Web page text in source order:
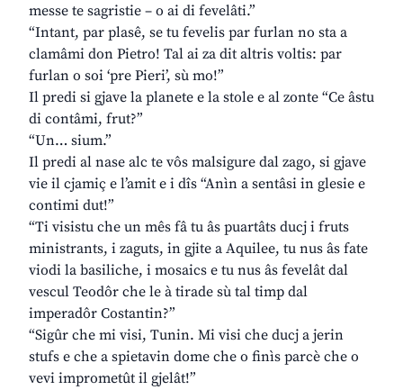
messe te sagristie – o ai di fevelâti.”
“Intant, par plasê, se tu fevelis par furlan no sta a
clamâmi don Pietro! Tal ai za dit altris voltis: par
furlan o soi ‘pre Pieri’, sù mo!”
Il predi si gjave la planete e la stole e al zonte “Ce âstu
di contâmi, frut?”
“Un… sium.”
Il predi al nase alc te vôs malsigure dal zago, si gjave
vie il cjamiç e l’amit e i dîs “Anìn a sentâsi in glesie e
contimi dut!”
“Ti visistu che un mês fâ tu âs puartâts ducj i fruts
ministrants, i zaguts, in gjite a Aquilee, tu nus âs fate
viodi la basiliche, i mosaics e tu nus âs fevelât dal
vescul Teodôr che le à tirade sù tal timp dal
imperadôr Costantin?”
“Sigûr che mi visi, Tunin. Mi visi che ducj a jerin
stufs e che a spietavin dome che o finìs parcè che o
vevi imprometût il gjelât!”